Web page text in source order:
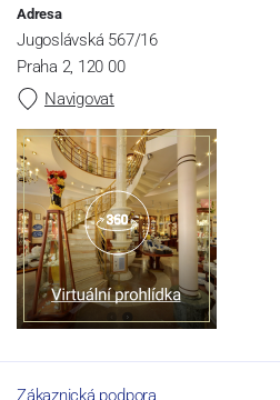
Adresa
Jugoslávská 567/16
Praha 2, 120 00
Navigovat
Zákaznická podpora